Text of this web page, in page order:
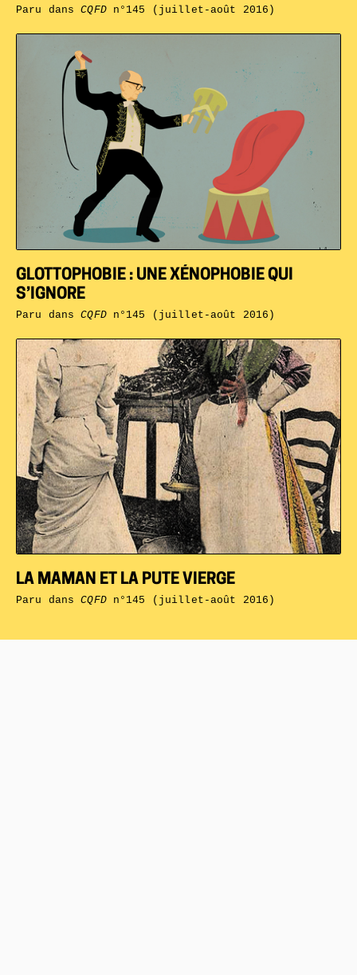
LA MAMAN ET LA PUTE VIERGE
Paru dansCQFDn°145 (juillet-août 2016)
GLOTTOPHOBIE : UNE XÉNOPHOBIE QUI
S’IGNORE
Paru dansCQFDn°145 (juillet-août 2016)
Paru dansCQFDn°145 (juillet-août 2016)